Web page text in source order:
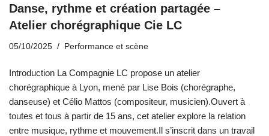
Danse, rythme et création partagée –
Atelier chorégraphique Cie LC
05/10/2025 Performance et scène
Introduction La Compagnie LC propose un atelier
chorégraphique à Lyon, mené par Lise Bois (chorégraphe,
danseuse) et Célio Mattos (compositeur, musicien).Ouvert à
toutes et tous à partir de 15 ans, cet atelier explore la relation
entre musique, rythme et mouvement.Il s’inscrit dans un travail